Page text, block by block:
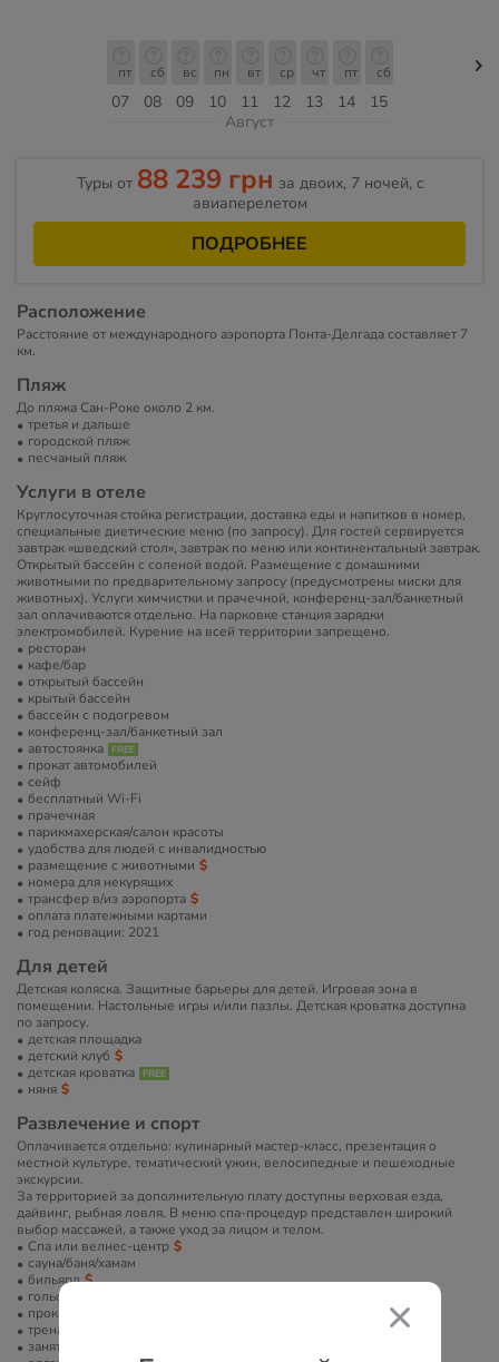
07
пт
08
сб
09
вс
10
пн
11
вт
12
ср
13
чт
14
пт
15
сб
Август
Туры от 88 239 грн за двоих, 7 ночей, c
авиаперелетом
ПОДРОБНЕЕ
Расположение
Расстояние от международного аэропорта Понта-Делгада составляет 7
км.
Пляж
До пляжа Сан-Роке около 2 км.
третья и дальше
городской пляж
песчаный пляж
Услуги в отеле
Круглосуточная стойка регистрации, доставка еды и напитков в номер,
специальные диетические меню (по запросу). Для гостей сервируется
завтрак «шведский стол», завтрак по меню или континентальный завтрак.
Открытый бассейн с соленой водой. Размещение с домашними
животными по предварительному запросу (предусмотрены миски для
животных). Услуги химчистки и прачечной, конференц-зал/банкетный
зал оплачиваются отдельно. На парковке станция зарядки
электромобилей. Курение на всей территории запрещено.
ресторан
кафе/бар
открытый бассейн
крытый бассейн
бассейн с подогревом
конференц-зал/банкетный зал
автостоянка
прокат автомобилей
сейф
бесплатный Wi-Fi
прачечная
парикмахерская/салон красоты
удобства для людей с инвалидностью
размещение с животными
номера для некурящих
трансфер в/из аэропорта
оплата платежными картами
год реновации: 2021
Для детей
Детская коляска. Защитные барьеры для детей. Игровая зона в
помещении. Настольные игры и/или пазлы. Детская кроватка доступна
по запросу.
детская площадка
детский клуб
детская кроватка
няня
Развлечение и спорт
Оплачивается отдельно: кулинарный мастер-класс, презентация о
местной культуре, тематический ужин, велосипедные и пешеходные
экскурсии.
За территорией за дополнительную плату доступны верховая езда,
дайвинг, рыбная ловля. В меню спа-процедур представлен широкий
выбор массажей, а также уход за лицом и телом.
Спа или велнес-центр
сауна/баня/хамам
бильярд
гольф
прокат велосипедов
тренажерный зал
занятия йогой